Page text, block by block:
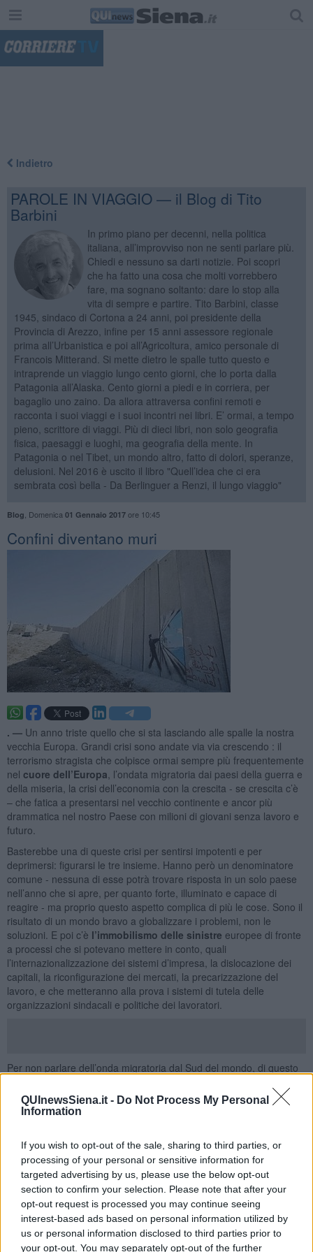
QUInewsSiena.it - Do Not Process My Personal
Information
If you wish to opt-out of the sale, sharing to third parties, or
processing of your personal or sensitive information for
targeted advertising by us, please use the below opt-out
section to confirm your selection. Please note that after your
opt-out request is processed you may continue seeing
interest-based ads based on personal information utilized by
us or personal information disclosed to third parties prior to
your opt-out. You may separately opt-out of the further
Indietro
PAROLE IN VIAGGIO — il Blog di Tito
Barbini
In primo piano per decenni, nella politica
italiana, all’improvviso non ne senti parlare più.
Chiedi e nessuno sa darti notizie. Poi scopri
che ha fatto una cosa che molti vorrebbero
fare, ma sognano soltanto: dare lo stop alla
vita di sempre e partire. Tito Barbini, classe
1945, sindaco di Cortona a 24 anni, poi presidente della
Provincia di Arezzo, infine per 15 anni assessore regionale
prima all’Urbanistica e poi all’Agricoltura, amico personale di
Francois Mitterand. Si mette dietro le spalle tutto questo e
intraprende un viaggio lungo cento giorni, che lo porta dalla
Patagonia all’Alaska. Cento giorni a piedi e in corriera, per
bagaglio uno zaino. Da allora attraversa confini remoti e
racconta i suoi viaggi e i suoi incontri nei libri. E’ ormai, a tempo
pieno, scrittore di viaggi. Più di dieci libri, non solo geografia
fisica, paesaggi e luoghi, ma geografia della mente. In
Patagonia o nel Tibet, un mondo altro, fatto di dolori, speranze,
delusioni. Nel 2016 è uscito il libro "Quell’idea che ci era
sembrata così bella - Da Berlinguer a Renzi, il lungo viaggio"
Blog Domenica 01 Gennaio 2017ore 10:45
Confini diventano muri
. — Un anno triste quello che si sta lasciando alle spalle la nostra
vecchia Europa. Grandi crisi sono andate via via crescendo : il
terrorismo stragista che colpisce ormai sempre più frequentemente
nel cuore dell’Europa , l’ondata migratoria dai paesi della guerra e
della miseria, la crisi dell’economia con la crescita - se crescita c’è
– che fatica a presentarsi nel vecchio continente e ancor più
drammatica nel nostro Paese con milioni di giovani senza lavoro e
futuro.
Basterebbe una di queste crisi per sentirsi impotenti e per
deprimersi: figurarsi le tre insieme. Hanno però un denominatore
comune - nessuna di esse potrà trovare risposta in un solo paese
nell’anno che si apre, per quanto forte, illuminato e capace di
reagire - ma proprio questo aspetto complica di più le cose. Sono il
risultato di un mondo bravo a globalizzare i problemi, non le
soluzioni. E poi c’è l’immobilismo delle sinistre europee di fronte
a processi che si potevano mettere in conto, quali
l’internazionalizzazione dei sistemi d’impresa, la dislocazione dei
capitali, la riconfigurazione dei mercati, la precarizzazione del
lavoro, e che metteranno alla prova i sistemi di tutela delle
organizzazioni sindacali e politiche dei lavoratori.
Per non parlare dell’onda migratoria dal Sud del mondo, di questo
vite. Anche questo prevedibile, certo. Ma come faremo fronte a
tutto questo? Inseguendo il populismo viscerale di tanta destra?
invisibili, capaci di separare anche le sponde di un mare che è stato
di tutti. Confini che, è ovvio, a volte attraversano anche le persone:
e così frantumano comunità, sciolgono affetti, separano il cuore
dalla ragione, rendono tutti più esposti alla cecità della paura, alle
tentazioni dellaxenofobia.
La cronaca di questa estate comprende anche un bambino
kamikaze, con la cintura imbottita di esplosivo sotto la maglietta di